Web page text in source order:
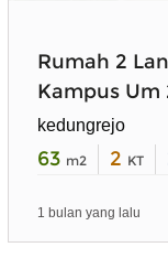
Rumah 2
Kampus Um
kedungrejo
63 m2 2 KT
1 bulan yang lalu